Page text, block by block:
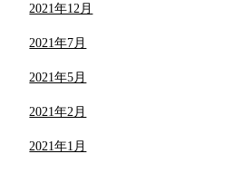
2021年12月
2021年7月
2021年5月
2021年2月
2021年1月